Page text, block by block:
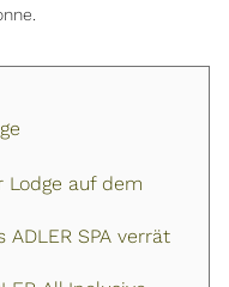
Lodge auf dem
SPA verrät